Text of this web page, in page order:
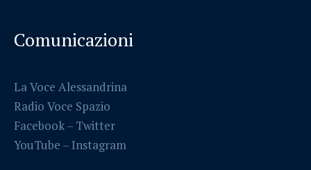
Comunicazioni
La Voce Alessandrina
Radio Voce Spazio
Facebook– Twitter
YouTube – Instagram